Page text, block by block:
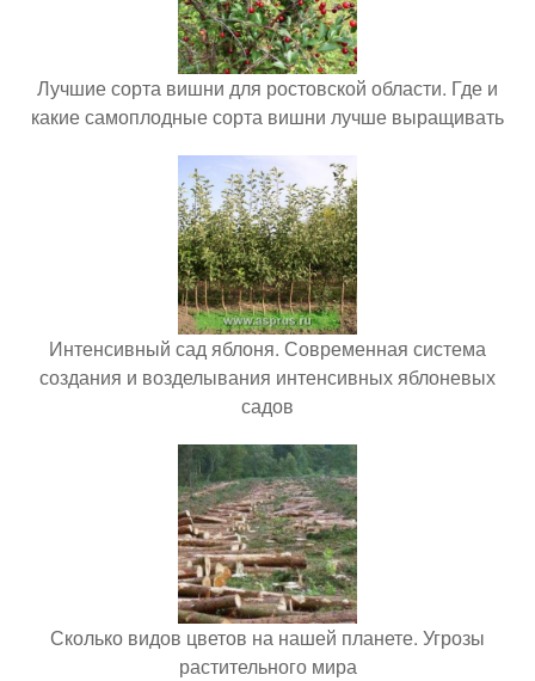
Лучшие сорта вишни для ростовской области. Где и
какие самоплодные сорта вишни лучше выращивать
Интенсивный сад яблоня. Современная система
создания и возделывания интенсивных яблоневых
садов
Сколько видов цветов на нашей планете. Угрозы
растительного мира